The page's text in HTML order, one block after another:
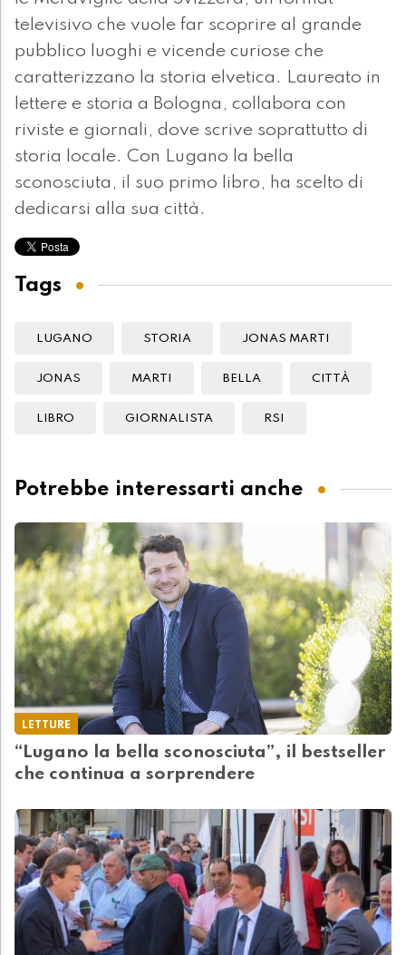
televisivo che vuole far scoprire al grande
pubblico luoghi e vicende curiose che
caratterizzano la storia elvetica. Laureato in
lettere e storia a Bologna, collabora con
riviste e giornali, dove scrive soprattutto di
storia locale. Con Lugano la bella
sconosciuta, il suo primo libro, ha scelto di
dedicarsi alla sua città.
Tags
LUGANO STORIA JONAS MARTI
JONAS MARTI BELLA CITTÀ
LIBRO GIORNALISTA RSI
Potrebbe interessarti anche
LETTURE
“Lugano la bella sconosciuta”, il bestseller
che continua a sorprendere